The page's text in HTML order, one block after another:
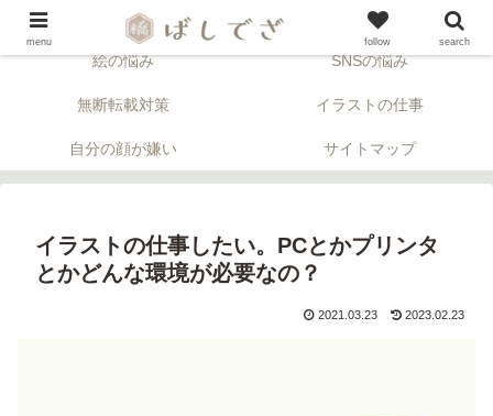
「顔」について考える似顔絵ブログ。※アフィリエイトリンクが含まれます。
絵の悩み SNSの悩み
無断転載対策 イラストの仕事
自分の顔が嫌い サイトマップ
イラストの仕事したい。PCとかプリンタ
とかどんな環境が必要なの？
2021.03.23 2023.02.23
menu follow search